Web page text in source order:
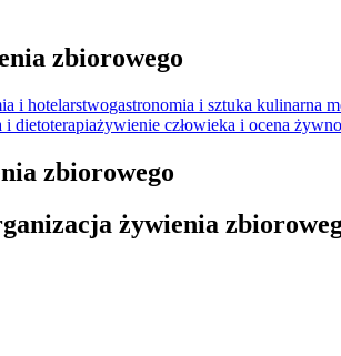
zbiorowego
i hotelarstwogastronomia i sztuka kulinarna
i dietoterapiażywienie człowieka i ocena
zbiorowego
żywienia